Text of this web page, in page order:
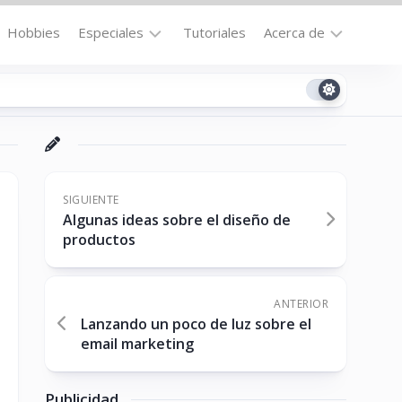
Hobbies Especiales
la
Destacados
Downloads
No-
Tutoriales Acerca de
Contacto
Cookie
(US)
SIGUIENTE
Algunas ideas sobre el diseño de
productos
ANTERIOR
Lanzando un poco de luz sobre el
email marketing